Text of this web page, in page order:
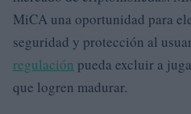
MiCA una oportunidad para
seguridad y protección al
regulación pueda excluir a
que logren madurar.